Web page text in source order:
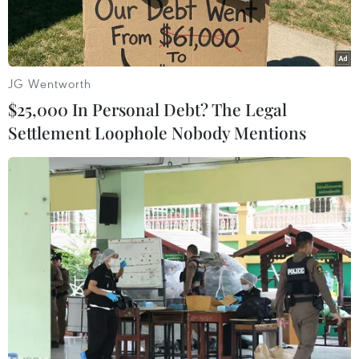
Tổng thống Hàn Quốc Moon Jae-in tại một buổi lễ ở Seoul.
(Nguồn: AFP/TTXVN)
Ngày 20/6, Tổng thống Hàn Quốc Moon Jae-in
hối thúc Triều Tiên nhanh chóng thả các công
dân Hàn Quốc và Mỹ đang bị giam giữ tại nước
JG Wentworth
$25,000 In Personal Debt? The Legal
Settlement Loophole Nobody Mentions